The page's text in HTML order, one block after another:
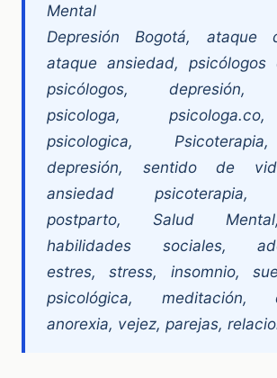
Mental
Depresión Bogotá, ataque
ataque ansiedad, psicólogos
psicólogos, depresión,
psicologa,
psicologica,
depresión, sentido de
ansiedad psicoterapia,
postparto, Salud
habilidades sociales,
estres, stress, insomnio,
psicológica, meditación,
anorexia, vejez, parejas,